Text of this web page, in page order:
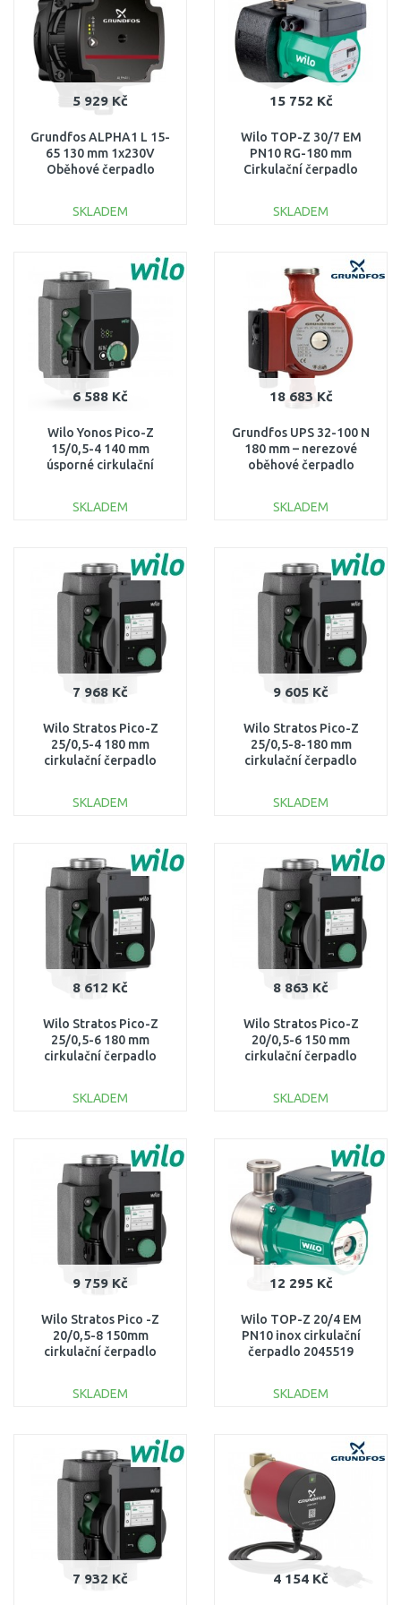
5 929 Kč
Grundfos ALPHA1 L 15-
65 130 mm 1x230V
Oběhové čerpadlo
SKLADEM
Porovnat
15 752 Kč
Wilo TOP-Z 30/7 EM
PN10 RG-180 mm
Cirkulační čerpadlo
SKLADEM
Porovnat
6 588 Kč
Wilo Yonos Pico-Z
15/0,5-4 140 mm
úsporné cirkulační
SKLADEM
Porovnat
18 683 Kč
Grundfos UPS 32-100 N
180 mm – nerezové
oběhové čerpadlo
SKLADEM
Porovnat
7 968 Kč
Wilo Stratos Pico-Z
25/0,5-4 180 mm
cirkulační čerpadlo
SKLADEM
Porovnat
9 605 Kč
Wilo Stratos Pico-Z
25/0,5-8-180 mm
cirkulační čerpadlo
SKLADEM
Porovnat
8 612 Kč
Wilo Stratos Pico-Z
25/0,5-6 180 mm
cirkulační čerpadlo
SKLADEM
Porovnat
8 863 Kč
Wilo Stratos Pico-Z
20/0,5-6 150 mm
cirkulační čerpadlo
SKLADEM
Porovnat
9 759 Kč
Wilo Stratos Pico -Z
20/0,5-8 150mm
cirkulační čerpadlo
SKLADEM
Porovnat
12 295 Kč
Wilo TOP-Z 20/4 EM
PN10 inox cirkulační
čerpadlo 2045519
SKLADEM
Porovnat
7 932 Kč 4 154 Kč